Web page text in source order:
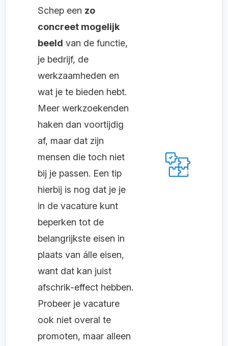
Schep een zo
concreet mogelijk
beeld van de functie,
je bedrijf, de
werkzaamheden en
wat je te bieden hebt.
Meer werkzoekenden
haken dan voortijdig
af, maar dat zijn
mensen die toch niet
bij je passen. Een tip
hierbij is nog dat je je
in de vacature kunt
beperken tot de
belangrijkste eisen in
plaats van álle eisen,
want dat kan juist
afschrik-effect hebben.
Probeer je vacature
ook niet overal te
promoten, maar alleen